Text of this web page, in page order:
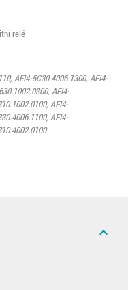
relé
AFI4-5C30.4006.1300, AFI4-
AFI4-
AFI4-
AFI4-
expand_less